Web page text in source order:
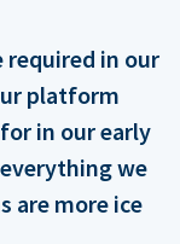
required in our
platform
in our early
we
are more ice